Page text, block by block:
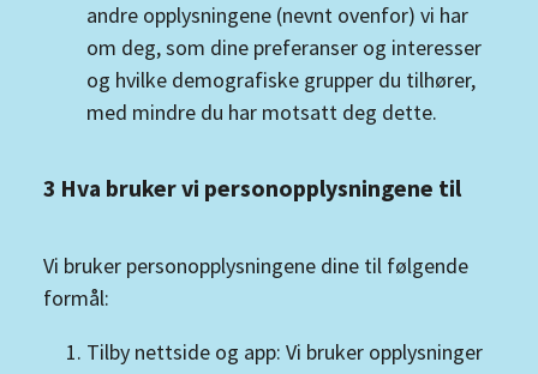
andre opplysningene (nevnt ovenfor) vi har
om deg, som dine preferanser og interesser
og hvilke demografiske grupper du tilhører,
med mindre du har motsatt deg dette.
3 Hva bruker vi personopplysningene til
Vi bruker personopplysningene dine til følgende
formål:
Tilby nettside og app: Vi bruker opplysninger